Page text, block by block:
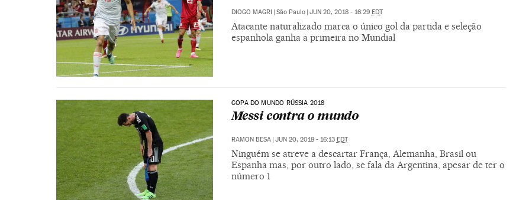
DIOGO MAGRI São Paulo JUN 20, 2018 - 16:29 EDT
Atacante naturalizado marca o único gol da partida e seleção
espanhola ganha a primeira no Mundial
COPA DO MUNDO RÚSSIA 2018
Messi contra o mundo
RAMON BESA | JUN 20, 2018 - 16:13 EDT
Ninguém se atreve a descartar França, Alemanha, Brasil ou
Espanha mas, por outro lado, se fala da Argentina, apesar de ter o
número 1